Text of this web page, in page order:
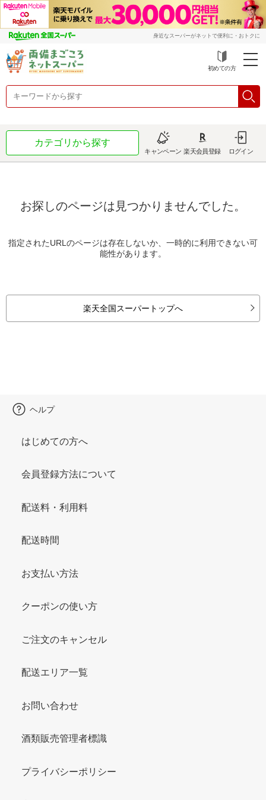
身近なスーパーがネットで便利に・おトクに
初めての方
カテゴリから探す
キャンペーン 楽天会員登録 ログイン
お探しのページは見つかりませんでした。
指定されたURLのページは存在しないか、一時的に利用できない可
能性があります。
楽天全国スーパートップへ
ヘルプ
はじめての方へ
会員登録方法について
配送料・利用料
配送時間
お支払い方法
クーポンの使い方
ご注文のキャンセル
配送エリア一覧
お問い合わせ
酒類販売管理者標識
プライバシーポリシー